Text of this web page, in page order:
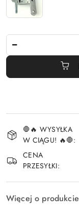
i
dostawa
🛑🔥 WYSYŁKA
W CIĄGU! 🔥🛑:
CENA
PRZESYŁKI:
Więcej o produkcie